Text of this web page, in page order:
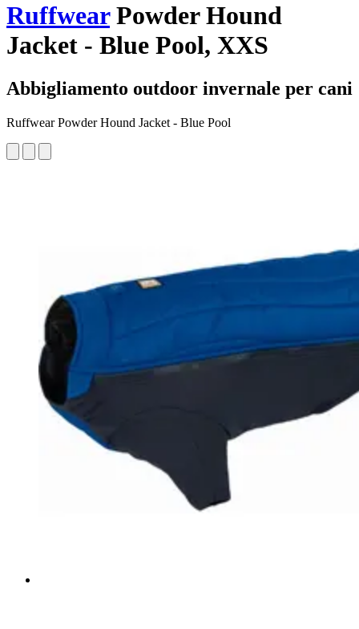
RuffwearPowder Hound
Jacket - Blue Pool, XXS
Abbigliamento outdoor invernale per cani
Ruffwear Powder Hound Jacket - Blue Pool